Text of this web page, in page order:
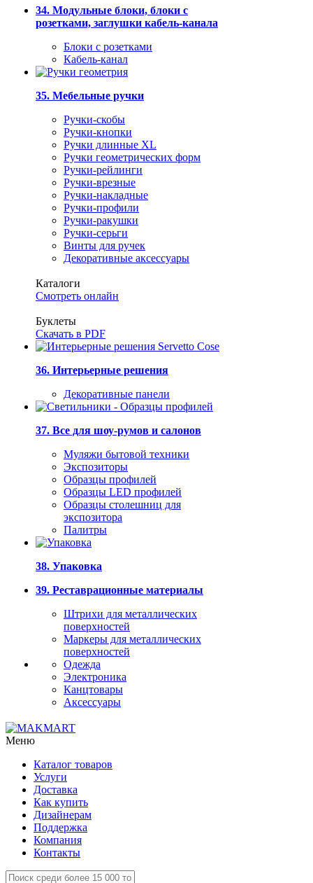
34. Модульные блоки, блоки с
розетками, заглушки кабель-канала
Блоки с розетками
Кабель-канал
35. Мебельные ручки
Ручки-скобы
Ручки-кнопки
Ручки длинные XL
Ручки геометрических форм
Ручки-рейлинги
Ручки-врезные
Ручки-накладные
Ручки-профили
Ручки-ракушки
Ручки-серьги
Винты для ручек
Декоративные аксессуары
Каталоги
Смотреть онлайн
Буклеты
Скачать в PDF
36. Интерьерные решения
Декоративные панели
37. Все для шоу-румов и салонов
Муляжи бытовой техники
Экспозиторы
Образцы профилей
Образцы LED профилей
Образцы столешниц для
экспозитора
Палитры
38. Упаковка
39. Реставрационные материалы
Штрихи для металлических
поверхностей
Маркеры для металлических
поверхностей
Одежда
Электроника
Канцтовары
Аксессуары
Меню
Каталог товаров
Услуги
Доставка
Как купить
Дизайнерам
Поддержка
Компания
Контакты